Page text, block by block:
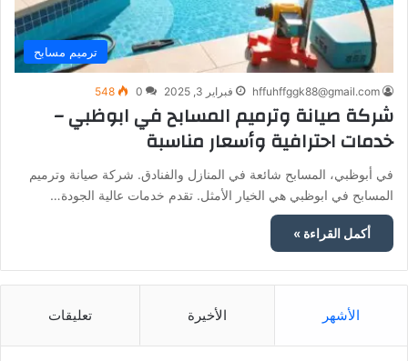
ترميم مسابح
hffuhffggk88@gmail.com فبراير 3, 2025 0
548
شركة صيانة وترميم المسابح في ابوظبي –
خدمات احترافية وأسعار مناسبة
في أبوظبي، المسابح شائعة في المنازل والفنادق. شركة صيانة وترميم
المسابح في ابوظبي هي الخيار الأمثل. تقدم خدمات عالية الجودة…
أكمل القراءة »
الأشهر الأخيرة تعليقات